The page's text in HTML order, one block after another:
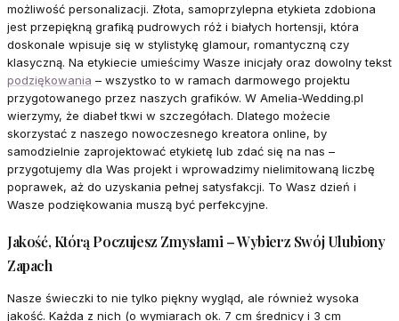
możliwość personalizacji. Złota, samoprzylepna etykieta zdobiona
jest przepiękną grafiką pudrowych róż i białych hortensji, która
doskonale wpisuje się w stylistykę glamour, romantyczną czy
klasyczną. Na etykiecie umieścimy Wasze inicjały oraz dowolny tekst
podziękowania – wszystko to w ramach darmowego projektu
przygotowanego przez naszych grafików. W Amelia-Wedding.pl
wierzymy, że diabeł tkwi w szczegółach. Dlatego możecie
skorzystać z naszego nowoczesnego kreatora online, by
samodzielnie zaprojektować etykietę lub zdać się na nas –
przygotujemy dla Was projekt i wprowadzimy nielimitowaną liczbę
poprawek, aż do uzyskania pełnej satysfakcji. To Wasz dzień i
Wasze podziękowania muszą być perfekcyjne.
Jakość, Którą Poczujesz Zmysłami – Wybierz Swój Ulubiony
Zapach
Nasze świeczki to nie tylko piękny wygląd, ale również wysoka
jakość. Każda z nich (o wymiarach ok. 7 cm średnicy i 3 cm